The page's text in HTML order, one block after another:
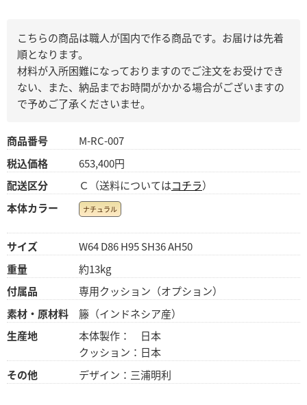
こちらの商品は職人が国内で作る商品です。お届けは先着
順となります。
材料が入所困難になっておりますのでご注文をお受けでき
ない、また、納品までお時間がかかる場合がございますの
で予めご了承くださいませ。
商品番号
M-RC-007
税込価格
653,400円
配送区分
Ｃ（送料についてはコチラ）
本体カラー
ナチュラル
サイズ
W64 D86 H95 SH36 AH50
重量
約13kg
付属品
専用クッション（オプション）
素材・原材料
籐（インドネシア産）
生産地
本体製作： 日本
クッション：日本
その他
デザイン：三浦明利